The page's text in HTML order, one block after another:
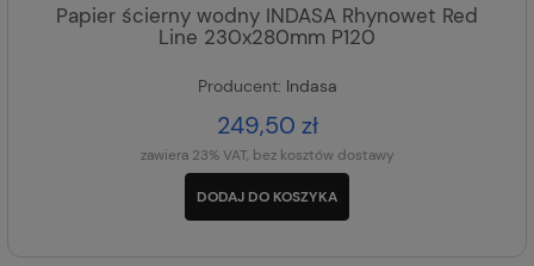
Papier ścierny wodny INDASA Rhynowet Red
Line 230x280mm P120
Producent: Indasa
249,50 zł
zawiera 23% VAT, bez kosztów dostawy
DODAJ DO KOSZYKA